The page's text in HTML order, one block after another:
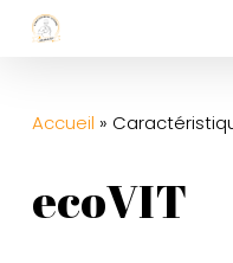
Skip
content
Accueil »
ecoVIT